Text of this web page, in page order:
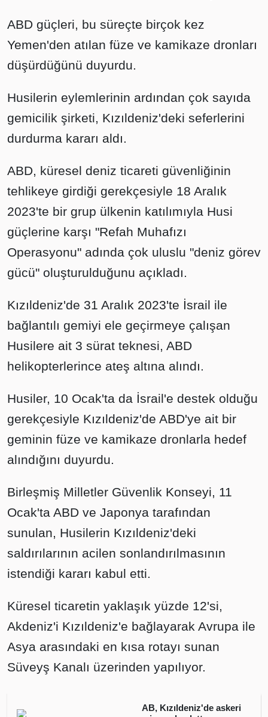
ABD güçleri, bu süreçte birçok kez
Yemen'den atılan füze ve kamikaze dronları
düşürdüğünü duyurdu.
Husilerin eylemlerinin ardından çok sayıda
gemicilik şirketi, Kızıldeniz'deki seferlerini
durdurma kararı aldı.
ABD, küresel deniz ticareti güvenliğinin
tehlikeye girdiği gerekçesiyle 18 Aralık
2023'te bir grup ülkenin katılımıyla Husi
güçlerine karşı "Refah Muhafızı
Operasyonu" adında çok uluslu "deniz görev
gücü" oluşturulduğunu açıkladı.
Kızıldeniz'de 31 Aralık 2023'te İsrail ile
bağlantılı gemiyi ele geçirmeye çalışan
Husilere ait 3 sürat teknesi, ABD
helikopterlerince ateş altına alındı.
Husiler, 10 Ocak'ta da İsrail'e destek olduğu
gerekçesiyle Kızıldeniz'de ABD'ye ait bir
geminin füze ve kamikaze dronlarla hedef
alındığını duyurdu.
Birleşmiş Milletler Güvenlik Konseyi, 11
Ocak'ta ABD ve Japonya tarafından
sunulan, Husilerin Kızıldeniz'deki
saldırılarının acilen sonlandırılmasının
istendiği kararı kabul etti.
Küresel ticaretin yaklaşık yüzde 12'si,
Akdeniz'i Kızıldeniz'e bağlayarak Avrupa ile
Asya arasındaki en kısa rotayı sunan
Süveyş Kanalı üzerinden yapılıyor.
AB, Kızıldeniz'de askeri